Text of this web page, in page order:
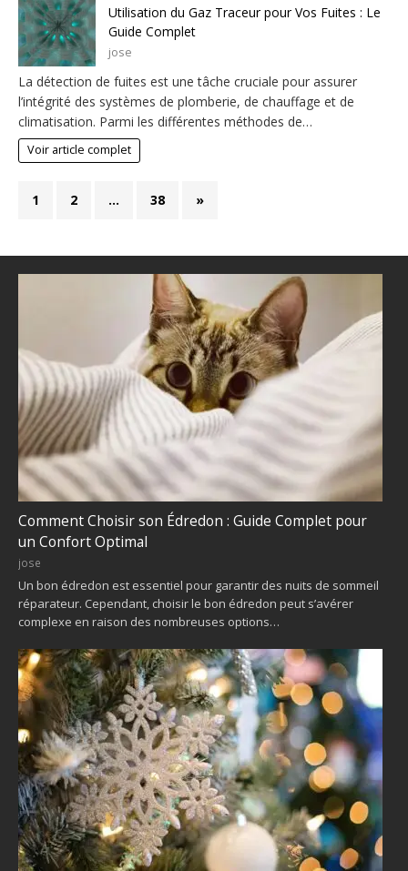
Utilisation du Gaz Traceur pour Vos Fuites : Le
Guide Complet
jose
La détection de fuites est une tâche cruciale pour assurer
l’intégrité des systèmes de plomberie, de chauffage et de
climatisation. Parmi les différentes méthodes de…
Voir article complet
1 2 … 38 »
Comment Choisir son Édredon : Guide Complet pour
un Confort Optimal
jose
Un bon édredon est essentiel pour garantir des nuits de sommeil
réparateur. Cependant, choisir le bon édredon peut s’avérer
complexe en raison des nombreuses options…